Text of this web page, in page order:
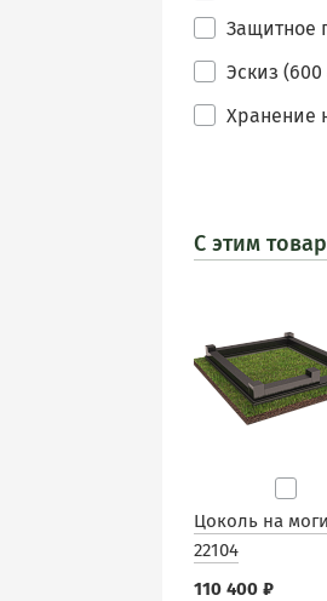
Защитное
Эскиз (600
Хранение
С этим
Цоколь на
22104
110 400 ₽